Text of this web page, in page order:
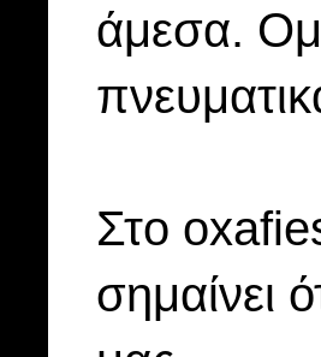
άμεσα.
Στo
σημαίνει